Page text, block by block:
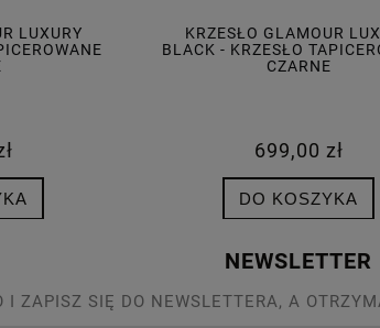
LUXURY
KRZESŁO GLAMOUR
BLACK - KRZESŁO
CZARNE
699,00 zł
DO KOSZYKA
NEWSLETTER
I ZAPISZ SIĘ DO NEWSLETTERA, A